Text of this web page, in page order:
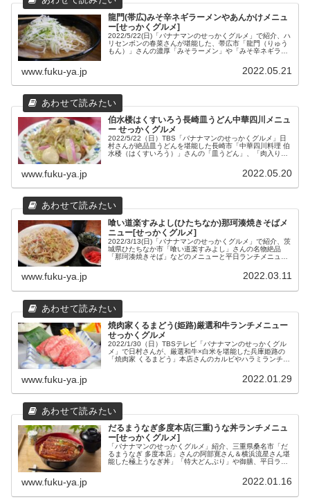
龍門(帯広)みそ辛ネギラーメンやあんかけメニュ
ー[せっかくグルメ]
2022/5/22(日)「バナナマンのせっかくグルメ」で紹介、ハ
リセンボンの春菜さんが堪能した、帯広市「龍門（りゅう
もん）」さんの濃厚「みそラーメン」や「みそ辛ネギラー
と場所や営業時間などの店舗情報をまとめてみました。
www.fuku-ya.jp 2022.05.21
伯水楼はくすいろう長崎皿うどん中華四川メニュ
ー せっかくグルメ
2022/5/22（日）TBS「バナナマンのせっかくグルメ」日
村さんが絶品皿うどんを堪能した長崎市「中華四川料理 伯
水楼（はくすいろう）」さんの「皿うどん」、「肉入りチ
www.fuku-ya.jp 2022.05.20
喰い道楽すみよし(ひたちなか)那珂湊焼きそばメ
ニュー[せっかくグルメ]
2022/3/13(日)「バナナマンのせっかくグルメ」で紹介、茨
城県ひたちなか市「喰い道楽すみよし」さんの名物絶品
「那珂湊焼きそば」などのメニューと平日ランチメニュ
www.fuku-ya.jp 2022.03.11
焼肉家くるまどう(姫路)厳選和牛ランチメニュー
せっかくグルメ
2022/1/30（日）TBSテレビ「バナナマンのせっかくグル
メ」で日村さんが、厳選和牛×白米を堪能した兵庫姫路の
「焼肉家 くるまどう」本店さんのカルビやハラミランチメ
www.fuku-ya.jp 2022.01.29
だるまうなぎ多度本店(三重)うな丼ランチメニュ
ー[せっかくグルメ]
「バナナマンのせっかくグルメ」紹介、三重県桑名市「だ
るまうなぎ 多度本店」さんの阿部寛さん＆横浜流星さん堪
能した極上うなぎ丼」「特大どんぶり」や御膳、平日ラン
www.fuku-ya.jp 2022.01.16